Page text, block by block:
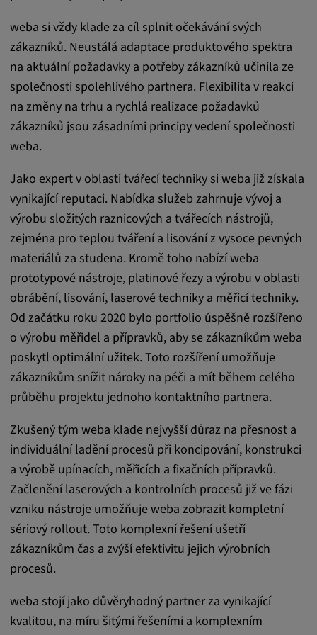
weba si vždy klade za cíl splnit očekávání svých
zákazníků. Neustálá adaptace produktového spektra
na aktuální požadavky a potřeby zákazníků učinila ze
společnosti spolehlivého partnera. Flexibilita v reakci
na změny na trhu a rychlá realizace požadavků
zákazníků jsou zásadními principy vedení společnosti
weba.
Jako expert v oblasti tvářecí techniky si weba již získala
vynikající reputaci. Nabídka služeb zahrnuje vývoj a
výrobu složitých raznicových a tvářecích nástrojů,
zejména pro teplou tváření a lisování z vysoce pevných
materiálů za studena. Kromě toho nabízí weba
prototypové nástroje, platinové řezy a výrobu v oblasti
obrábění, lisování, laserové techniky a měřicí techniky.
Od začátku roku 2020 bylo portfolio úspěšně rozšířeno
o výrobu měřidel a přípravků, aby se zákazníkům weba
poskytl optimální užitek. Toto rozšíření umožňuje
zákazníkům snížit nároky na péči a mít během celého
průběhu projektu jednoho kontaktního partnera.
Zkušený tým weba klade nejvyšší důraz na přesnost a
individuální ladění procesů při koncipování, konstrukci
a výrobě upínacích, měřicích a fixačních přípravků.
Začlenění laserových a kontrolních procesů již ve fázi
vzniku nástroje umožňuje weba zobrazit kompletní
sériový rollout. Toto komplexní řešení ušetří
zákazníkům čas a zvýší efektivitu jejich výrobních
procesů.
weba stojí jako důvěryhodný partner za vynikající
kvalitou, na míru šitými řešeními a komplexním
1 rok
Externí média
Nutné pro zobrazení obsahu z externích
Google Maps
Název:
DV, SOCS, NID, AEC, CONSENT, OGPC
Poskytovatel:
google.com
Účel:
Tyto soubory cookie se používají k ukládání
preferencí uživatele a dalších informací
Trvání cookies:
3 dny
Youtube
Název:
VISITOR_INFO1_LIVE, YSC, CONSENT,
yt.innertube::nextId, yt.innertube::requests,
yt-remote-cast-installed, yt-remote-
connected-devices, yt-remote-device-id, yt-
remote-fast-check-period, yt-remote-session-
SEARCH_SAMESITE, OGPC, OTZ, NID,
1P_JAR, DSID, APISID, HSID, SSID, SID,
SAPISID, SIDCC, yt-player-headers-